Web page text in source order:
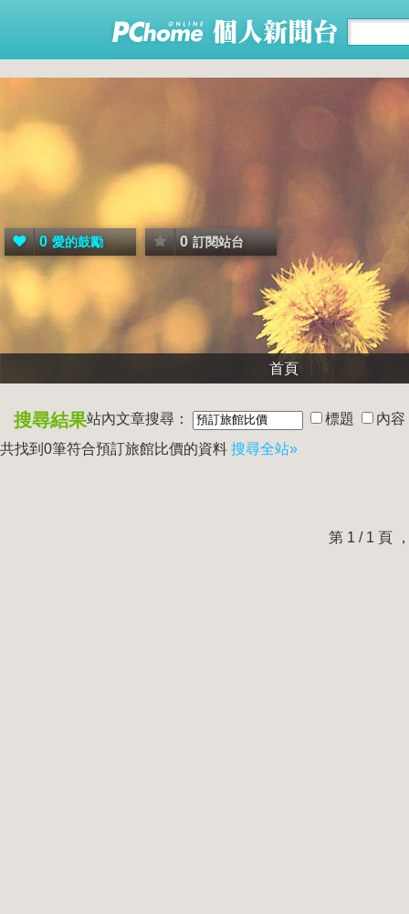
0 愛的鼓勵 0 訂閱站台
首頁
搜尋結果站內文章搜尋： 標題
內容
共找到0筆符合預訂旅館比價的資料 搜尋全站»
第 1 / 1